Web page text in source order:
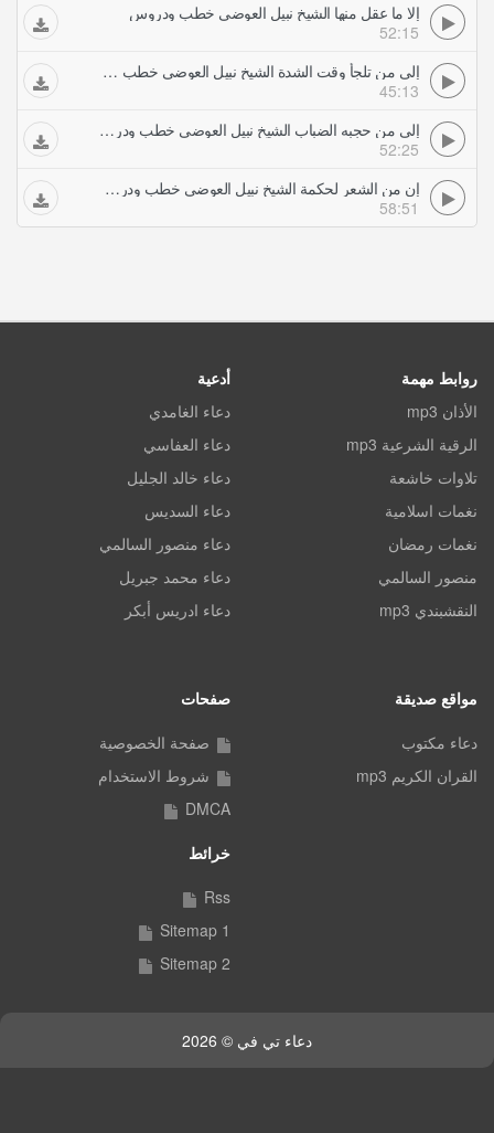
إلا ما عقل منها الشيخ نبيل العوضي خطب ودروس
52:15
إلى من تلجأ وقت الشدة الشيخ نبيل العوضي خطب ودروس
45:13
إلى من حجبه الضباب الشيخ نبيل العوضي خطب ودروس
52:25
إن من الشعر لحكمة الشيخ نبيل العوضي خطب ودروس
58:51
روابط مهمة
الأذان mp3
الرقية الشرعية mp3
تلاوات خاشعة
نغمات اسلامية
نغمات رمضان
منصور السالمي
النقشبندي mp3
أدعية
دعاء الغامدي
دعاء العفاسي
دعاء خالد الجليل
دعاء السديس
دعاء منصور السالمي
دعاء محمد جبريل
دعاء ادريس أبكر
مواقع صديقة
دعاء مكتوب
القران الكريم mp3
صفحات
صفحة الخصوصية
شروط الاستخدام
DMCA
خرائط
Rss
Sitemap 1
Sitemap 2
دعاء تي في © 2026